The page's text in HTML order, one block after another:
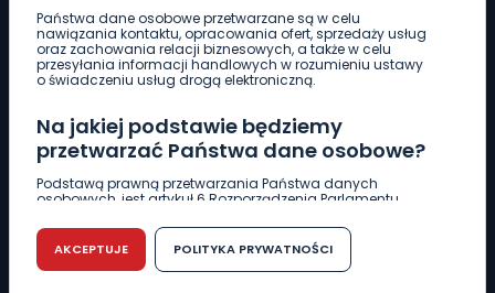
Państwa dane osobowe przetwarzane są w celu
nawiązania kontaktu, opracowania ofert, sprzedaży usług
oraz zachowania relacji biznesowych, a także w celu
przesyłania informacji handlowych w rozumieniu ustawy
o świadczeniu usług drogą elektroniczną.
Na jakiej podstawie będziemy
przetwarzać Państwa dane osobowe?
Podstawą prawną przetwarzania Państwa danych
osobowych, jest artykuł 6 Rozporządzenia Parlamentu
r. w sprawie ochrony osób fizycznych w związku z
przetwarzaniem danych osobowych w sprawie
swobodnego przepływu takich danych oraz uchylenia
dyrektywy 95/46/WE (RODO).
AKCEPTUJE POLITYKA PRYWATNOŚCI
REDAKCJA
62 735 22 22redakcja@wlkp24.info
DZIAŁ REKLAMY
62 735 01 85 reklama@wlkp24.info
WIADOMOŚCI
CIEKAWOSTKI